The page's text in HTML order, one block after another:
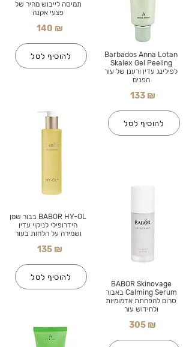
תמיסה לייבוש מהיר של
פצעי אקנה
140 ₪
להוסיף לסל
BABOR HY-OL בבור שמן
הידרופילי לניקוי עדין
ושמירה על הלחות בעור
135 ₪
להוסיף לסל
Barbados Anna Lotan
Skalex Gel Peeling
לפילינג עדין ורענן של עור
הפנים
133 ₪
להוסיף לסל
BABOR Skinovage
Calming Serum באבור
סרום להפחתת אדמומיות
ולחידוש עור
305 ₪